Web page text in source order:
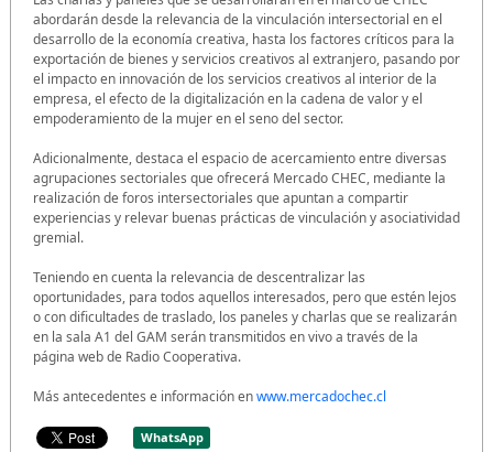
abordarán desde la relevancia de la vinculación intersectorial en el
desarrollo de la economía creativa, hasta los factores críticos para la
exportación de bienes y servicios creativos al extranjero, pasando por
el impacto en innovación de los servicios creativos al interior de la
empresa, el efecto de la digitalización en la cadena de valor y el
empoderamiento de la mujer en el seno del sector.
Adicionalmente, destaca el espacio de acercamiento entre diversas
agrupaciones sectoriales que ofrecerá Mercado CHEC, mediante la
realización de foros intersectoriales que apuntan a compartir
experiencias y relevar buenas prácticas de vinculación y asociatividad
gremial.
Teniendo en cuenta la relevancia de descentralizar las
oportunidades, para todos aquellos interesados, pero que estén lejos
o con dificultades de traslado, los paneles y charlas que se realizarán
en la sala A1 del GAM serán transmitidos en vivo a través de la
página web de Radio Cooperativa.
Más antecedentes e información enwww.mercadochec.cl
WhatsApp